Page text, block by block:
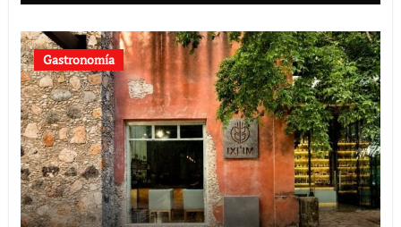
Gastronomía